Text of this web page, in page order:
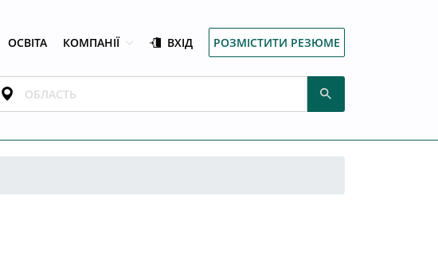
ОСВІТА КОМПАНІЇ ВХІД РОЗМІСТИТИ РЕЗЮМЕ